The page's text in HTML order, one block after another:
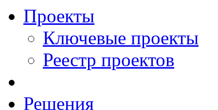
Проекты
Ключевые проекты
Реестр проектов
Решения